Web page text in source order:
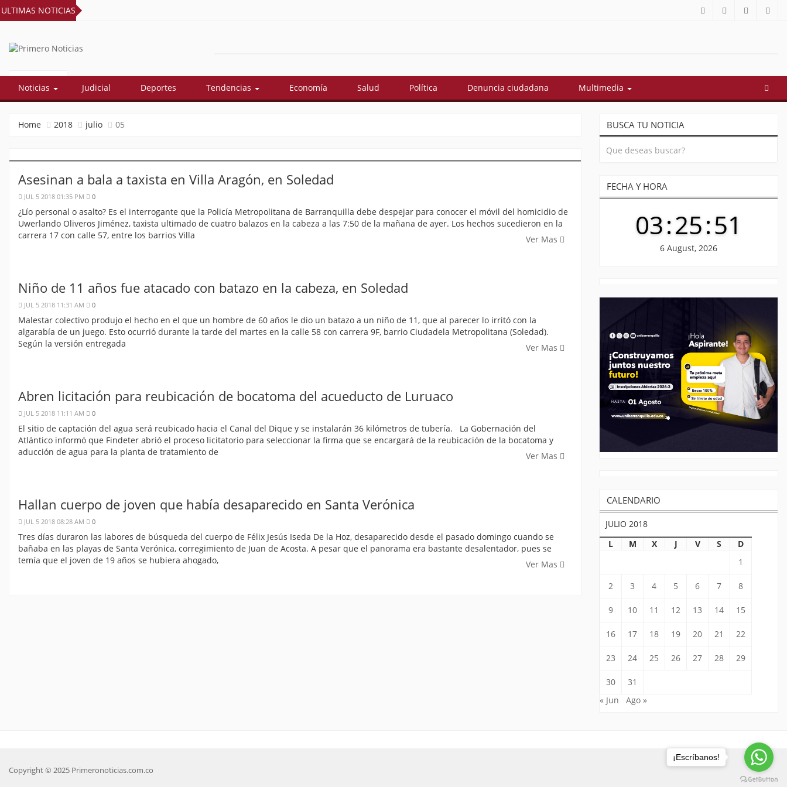
ULTIMAS NOTICIAS
NOTICIAS
Noticias Judicial Deportes Tendencias Economía Salud Política Denuncia ciudadana Multimedia
Home 2018 julio 05
Asesinan a bala a taxista en Villa Aragón, en Soledad
JUL 5 2018 01:35 PM 0
¿Lío personal o asalto? Es el interrogante que la Policía Metropolitana de Barranquilla debe despejar para conocer el móvil del homicidio de
Uwerlando Oliveros Jiménez, taxista ultimado de cuatro balazos en la cabeza a las 7:50 de la mañana de ayer. Los hechos sucedieron en la
carrera 17 con calle 57, entre los barrios Villa
Ver Mas
Niño de 11 años fue atacado con batazo en la cabeza, en Soledad
JUL 5 2018 11:31 AM 0
Malestar colectivo produjo el hecho en el que un hombre de 60 años le dio un batazo a un niño de 11, que al parecer lo irritó con la
algarabía de un juego. Esto ocurrió durante la tarde del martes en la calle 58 con carrera 9F, barrio Ciudadela Metropolitana (Soledad).
Según la versión entregada
Ver Mas
Abren licitación para reubicación de bocatoma del acueducto de Luruaco
JUL 5 2018 11:11 AM 0
El sitio de captación del agua será reubicado hacia el Canal del Dique y se instalarán 36 kilómetros de tubería. La Gobernación del
Atlántico informó que Findeter abrió el proceso licitatorio para seleccionar la firma que se encargará de la reubicación de la bocatoma y
aducción de agua para la planta de tratamiento de
Ver Mas
Hallan cuerpo de joven que había desaparecido en Santa Verónica
JUL 5 2018 08:28 AM 0
Tres días duraron las labores de búsqueda del cuerpo de Félix Jesús Iseda De la Hoz, desaparecido desde el pasado domingo cuando se
bañaba en las playas de Santa Verónica, corregimiento de Juan de Acosta. A pesar que el panorama era bastante desalentador, pues se
temía que el joven de 19 años se hubiera ahogado,
Ver Mas
BUSCA TU NOTICIA
FECHA Y HORA
03:25:51
6 August, 2026
CALENDARIO
JULIO 2018
L
M X J V S
D
1
2 3 4 5 6 7 8
9 10 11 12 13 14 15
16 17 18 19 20 21 22
23 24 25 26 27 28 29
30
31
« Jun
Ago »
Copyright © 2025 Primeronoticias.com.co
¡Escríbanos!